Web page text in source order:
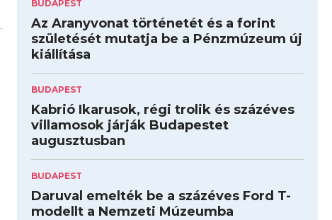
BUDAPEST
Az Aranyvonat történetét és a forint
születését mutatja be a Pénzmúzeum új
kiállítása
BUDAPEST
Kabrió Ikarusok, régi trolik és százéves
villamosok járják Budapestet
augusztusban
BUDAPEST
Daruval emelték be a százéves Ford T-
modellt a Nemzeti Múzeumba